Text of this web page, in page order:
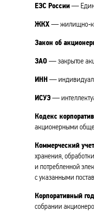
ЕЭС России—
ЖКХ—
Закон об
ЗАО — закрытое
ИНН—
ИСУЭ—
Кодекс
акционерными
Коммерческий
хранения,
и потребленной
с указанными
Корпоративный год
собрании